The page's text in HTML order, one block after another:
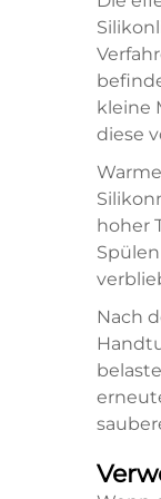
kleine
diese
hoher
Nach